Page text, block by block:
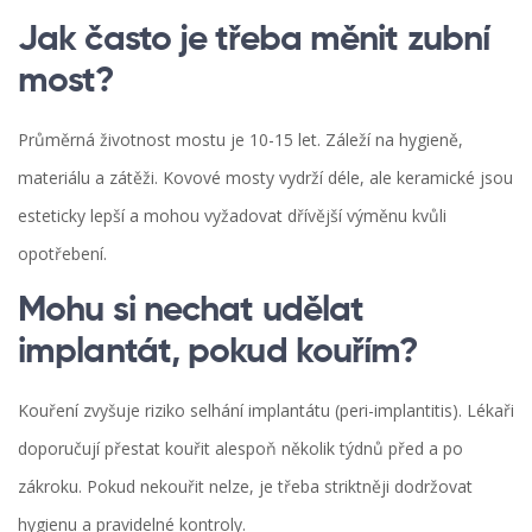
Jak často je třeba měnit zubní
most?
Průměrná životnost mostu je 10-15 let. Záleží na hygieně,
materiálu a zátěži. Kovové mosty vydrží déle, ale keramické jsou
esteticky lepší a mohou vyžadovat dřívější výměnu kvůli
opotřebení.
Mohu si nechat udělat
implantát, pokud kouřím?
Kouření zvyšuje riziko selhání implantátu (peri-implantitis). Lékaři
doporučují přestat kouřit alespoň několik týdnů před a po
zákroku. Pokud nekouřit nelze, je třeba striktněji dodržovat
hygienu a pravidelné kontroly.